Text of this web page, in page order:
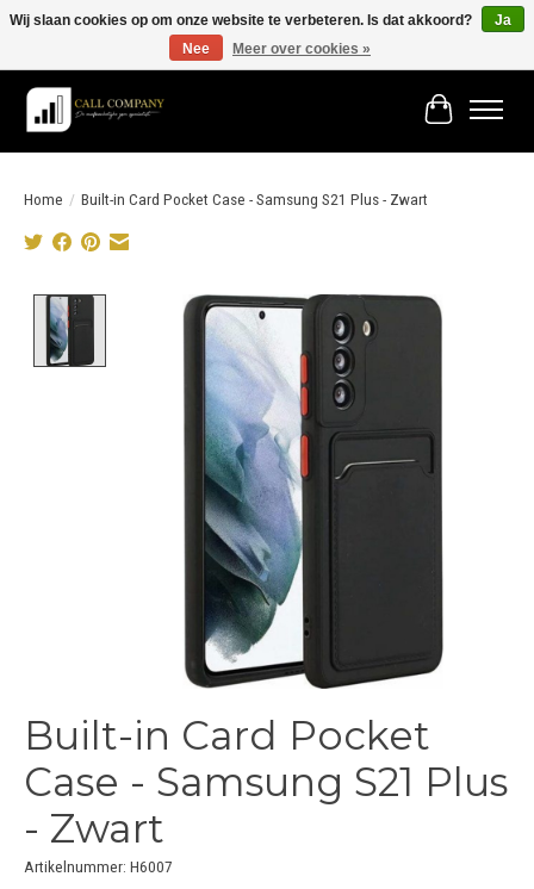
Vóór 19:00 besteld morgen in huis!
Winkelwagen
Home / Built-in Card Pocket Case - Samsung S21 Plus - Zwart
Product image slideshow Items
Built-in Card Pocket
Case - Samsung S21 Plus
- Zwart
Artikelnummer: H6007
Wij slaan cookies op om onze website te verbeteren. Is dat akkoord?
Ja
Nee
Meer over cookies »